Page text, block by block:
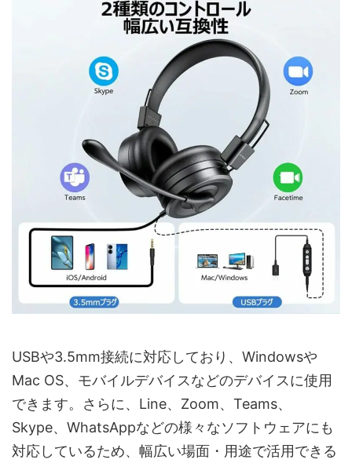
USBや3.5mm接続に対応しており、Windowsや
Mac OS、モバイルデバイスなどのデバイスに使用
できます。さらに、Line、Zoom、Teams、
Skype、WhatsAppなどの様々なソフトウェアにも
対応しているため、幅広い場面・用途で活用できる